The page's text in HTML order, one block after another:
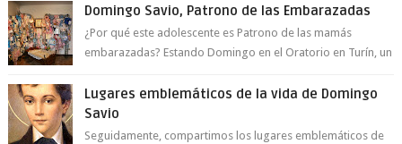
Domingo Savio, Patrono de las Embarazadas
¿Por qué este adolescente es Patrono de las mamás
embarazadas? Estando Domingo en el Oratorio en Turín, un
Lugares emblemáticos de la vida de Domingo
Savio
Seguidamente, compartimos los lugares emblemáticos de